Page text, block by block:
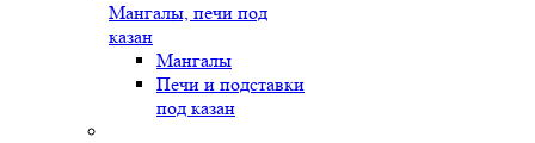
Мангалы, печи под
казан
Мангалы
Печи и подставки
под казан